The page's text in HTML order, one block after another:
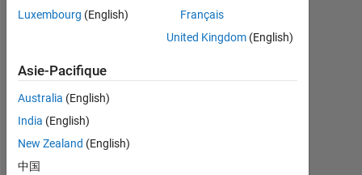
CONTRIBUTIONS L
-2
-1
1
2
3
4
Luxembourg (English)
Français
United Kingdom(English)
Asie-Pacifique
Australia (English)
India (English)
New Zealand (English)
中国